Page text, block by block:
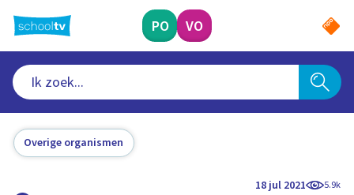
naar
hoofdinhoud
PO VO
Overige organismen
18 jul 2021 5.9k